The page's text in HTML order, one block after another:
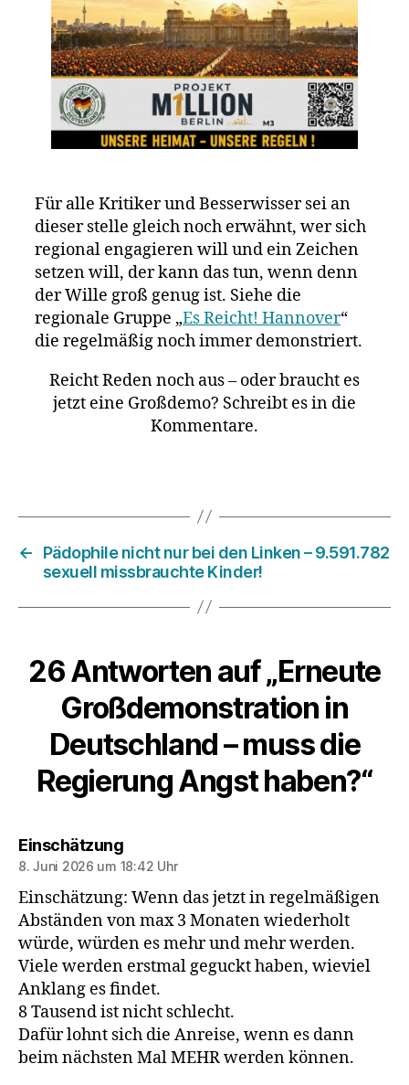
Für alle Kritiker und Besserwisser sei an
dieser stelle gleich noch erwähnt, wer sich
regional engagieren will und ein Zeichen
setzen will, der kann das tun, wenn denn
der Wille groß genug ist. Siehe die
regionale Gruppe „Es Reicht! Hannover“
die regelmäßig noch immer demonstriert.
Reicht Reden noch aus – oder braucht es
jetzt eine Großdemo? Schreibt es in die
Kommentare.
←
Pädophile nicht nur bei den Linken – 9.591.782
sexuell missbrauchte Kinder!
26 Antworten auf „Erneute
Großdemonstration in
Deutschland – muss die
Regierung Angst haben?“
Einschätzungsagt:
8. Juni 2026 um 18:42 Uhr
Einschätzung: Wenn das jetzt in regelmäßigen
Abständen von max 3 Monaten wiederholt
würde, würden es mehr und mehr werden.
Viele werden erstmal geguckt haben, wieviel
Anklang es findet.
8 Tausend ist nicht schlecht.
Dafür lohnt sich die Anreise, wenn es dann
beim nächsten Mal MEHR werden können.